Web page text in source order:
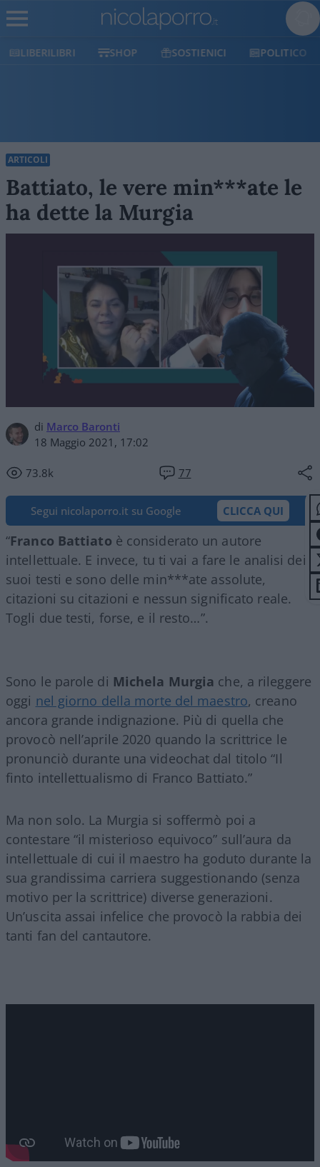
SHOP SOSTIENICI POLITICO MILANO
ARTICOLI
Battiato, le vere min***ate le
ha dette la Murgia
di Marco Baronti
18 Maggio 2021, 17:02
73.8k 77
Segui nicolaporro.it su Google CLICCA QUI
“Franco Battiato è considerato un autore
intellettuale. E invece, tu ti vai a fare le analisi dei
suoi testi e sono delle min***ate assolute,
citazioni su citazioni e nessun significato reale.
Togli due testi, forse, e il resto…”.
Sono le parole di Michela Murgia che, a rileggere
oggi nel giorno della morte del maestro, creano
ancora grande indignazione. Più di quella che
provocò nell’aprile 2020 quando la scrittrice le
pronunciò durante una videochat dal titolo “Il
finto intellettualismo di Franco Battiato.”
Ma non solo. La Murgia si soffermò poi a
contestare “il misterioso equivoco” sull’aura da
intellettuale di cui il maestro ha goduto durante la
sua grandissima carriera suggestionando (senza
motivo per la scrittrice) diverse generazioni.
Un’uscita assai infelice che provocò la rabbia dei
tanti fan del cantautore.